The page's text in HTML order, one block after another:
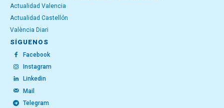
Actualidad Valencia
Actualidad Castellón
València Diari
SÍGUENOS
Facebook
Instagram
Linkedin
Mail
Telegram